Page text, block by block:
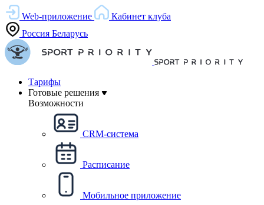
Web-приложение
Кабинет клуба
Россия Беларусь
Тарифы
Готовые решения
Возможности
CRM-система
Расписание
Мобильное приложение